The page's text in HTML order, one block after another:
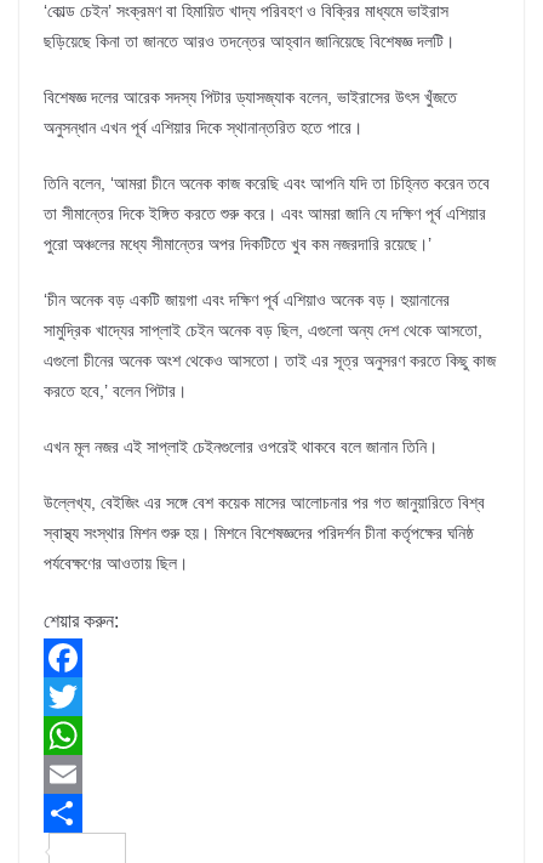
‘কোল্ড চেইন’ সংক্রমণ বা হিমায়িত খাদ্য পরিবহণ ও বিক্রির মাধ্যমে ভাইরাস
ছড়িয়েছে কিনা তা জানতে আরও তদন্তের আহ্বান জানিয়েছে বিশেষজ্ঞ দলটি।
বিশেষজ্ঞ দলের আরেক সদস্য পিটার ড্যাসজ্যাক বলেন, ভাইরাসের উৎস খুঁজতে
অনুসন্ধান এখন পূর্ব এশিয়ার দিকে স্থানান্তরিত হতে পারে।
তিনি বলেন, ‘আমরা চীনে অনেক কাজ করেছি এবং আপনি যদি তা চিহ্নিত করেন তবে
তা সীমান্তের দিকে ইঙ্গিত করতে শুরু করে। এবং আমরা জানি যে দক্ষিণ পূর্ব এশিয়ার
পুরো অঞ্চলের মধ্যে সীমান্তের অপর দিকটিতে খুব কম নজরদারি রয়েছে।’
‘চীন অনেক বড় একটি জায়গা এবং দক্ষিণ পূর্ব এশিয়াও অনেক বড়। হুয়ানানের
সামুদ্রিক খাদ্যের সাপ্লাই চেইন অনেক বড় ছিল, এগুলো অন্য দেশ থেকে আসতো,
এগুলো চীনের অনেক অংশ থেকেও আসতো। তাই এর সূত্র অনুসরণ করতে কিছু কাজ
করতে হবে,’ বলেন পিটার।
এখন মূল নজর এই সাপ্লাই চেইনগুলোর ওপরেই থাকবে বলে জানান তিনি।
উল্লেখ্য, বেইজিং এর সঙ্গে বেশ কয়েক মাসের আলোচনার পর গত জানুয়ারিতে বিশ্ব
স্বাস্থ্য সংস্থার মিশন শুরু হয়। মিশনে বিশেষজ্ঞদের পরিদর্শন চীনা কর্তৃপক্ষের ঘনিষ্ঠ
পর্যবেক্ষণের আওতায় ছিল।
শেয়ার করুন:
F
a
c
e
b
T
w
t
W
h
a
E
m